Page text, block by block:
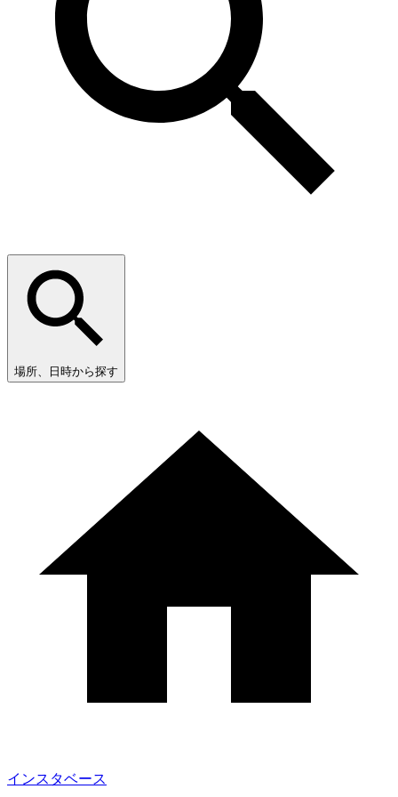
場所、日時から探す
インスタベース